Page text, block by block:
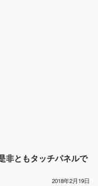
非ともタッチパネルで
2018年2月19日